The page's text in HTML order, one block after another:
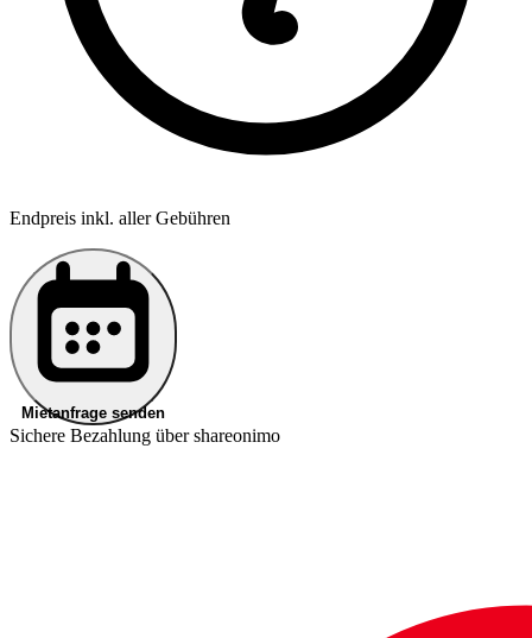
Endpreis inkl. aller Gebühren
Mietanfrage senden
Sichere Bezahlung über shareonimo